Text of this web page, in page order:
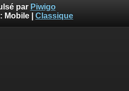
par Piwigo
Mobile Classique